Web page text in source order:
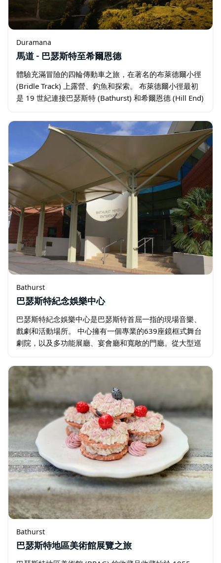
Duramana
馬道 - 巴瑟斯特至希爾恩德
體驗充滿冒險的四輪傳動車之旅，在著名的布萊德爾小徑
(Bridle Track) 上露營、釣魚和探索。 布萊德爾小徑最初
是 19 世紀連接巴瑟斯特 (Bathurst) 和希爾恩德 (Hill End)
Bathurst
巴瑟斯特紀念娛樂中心
巴瑟斯特紀念娛樂中心是巴瑟斯特首屈一指的現場音樂、
戲劇和活動場所。 中心擁有一個專業的639座鏡框式舞台
劇院，以及多功能展廳、宴會廳和寬敞的門廳。從大型巡
Bathurst
巴瑟斯特地區美術館展覽之旅